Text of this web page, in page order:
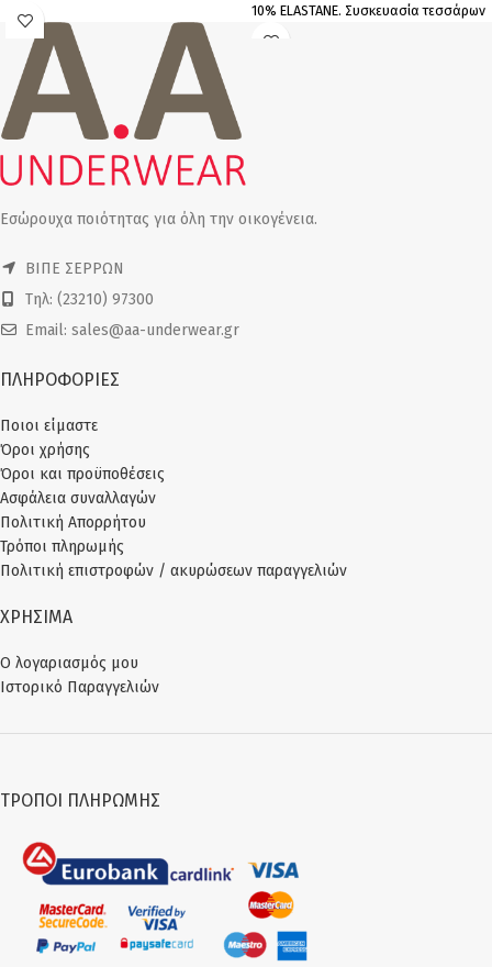
Πακέτο 6 τεμαχίων (6 μπεζ).
10% ELASTANΕ. Συσκευασία τεσσάρων
τεμαχίων (4 λευκά).
Εσώρουχα ποιότητας για όλη την οικογένεια.
ΒΙΠΕ ΣΕΡΡΩΝ
Τηλ: (23210) 97300
Email: sales@aa-underwear.gr
ΠΛΗΡΟΦΟΡΙΕΣ
Ποιοι είμαστε
Όροι χρήσης
Όροι και προϋποθέσεις
Ασφάλεια συναλλαγών
Πολιτική Απορρήτου
Τρόποι πληρωμής
Πολιτική επιστροφών / ακυρώσεων παραγγελιών
ΧΡΗΣΙΜΑ
Ο λογαριασμός μου
Ιστορικό Παραγγελιών
ΤΡΌΠΟΙ ΠΛΗΡΩΜΉΣ